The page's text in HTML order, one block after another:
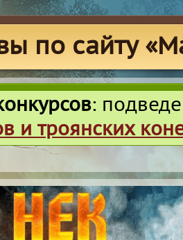
по сайту
:
и троянских